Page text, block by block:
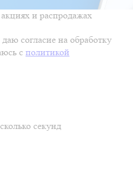
и распродажах
согласие на обработку
с политикой
секунд